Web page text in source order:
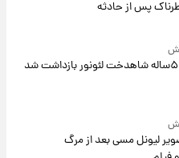
پس از حادثه
لیونل مسی بعد از مرگ